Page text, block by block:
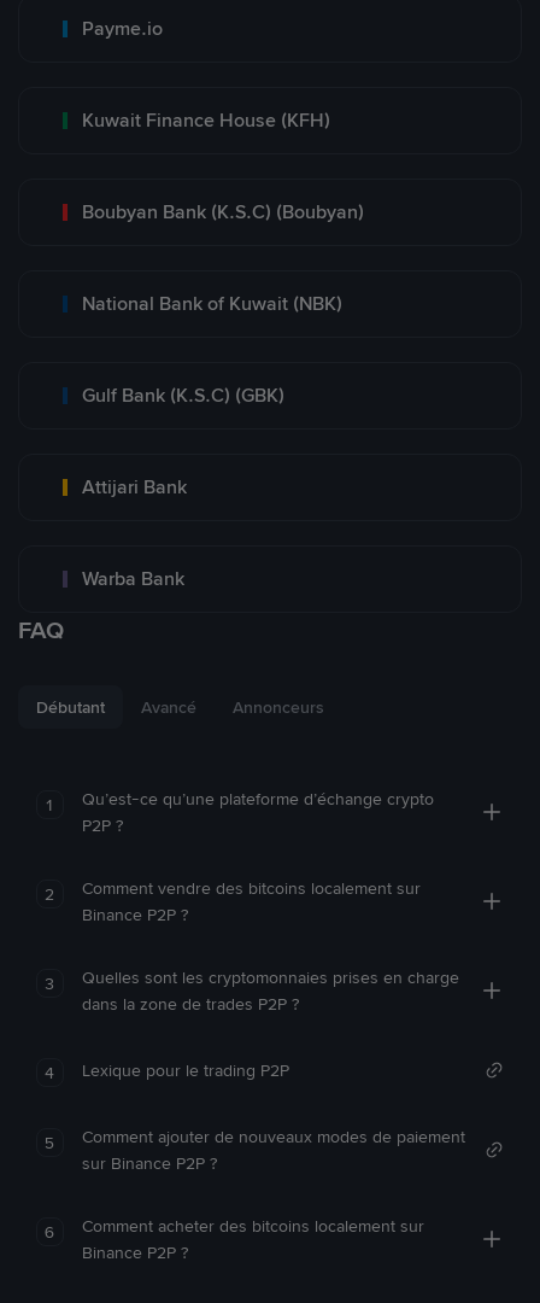
Payme.io
Kuwait Finance House (KFH)
Boubyan Bank (K.S.C) (Boubyan)
National Bank of Kuwait (NBK)
Gulf Bank (K.S.C) (GBK)
Attijari Bank
Warba Bank
FAQ
Débutant Avancé Annonceurs
1
Qu’est-ce qu’une plateforme d’échange crypto
P2P ?
2
Comment vendre des bitcoins localement sur
Binance P2P ?
3
Quelles sont les cryptomonnaies prises en charge
dans la zone de trades P2P ?
4 Lexique pour le trading P2P
5
Comment ajouter de nouveaux modes de paiement
sur Binance P2P ?
6
Comment acheter des bitcoins localement sur
Binance P2P ?